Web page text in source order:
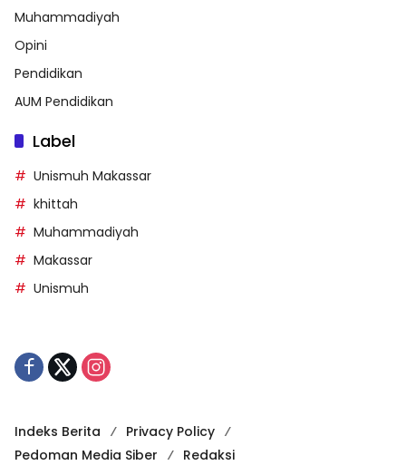
Muhammadiyah
Opini
Pendidikan
AUM Pendidikan
Label
Unismuh Makassar
khittah
Muhammadiyah
Makassar
Unismuh
Indeks Berita
Privacy Policy
Pedoman Media Siber
Redaksi